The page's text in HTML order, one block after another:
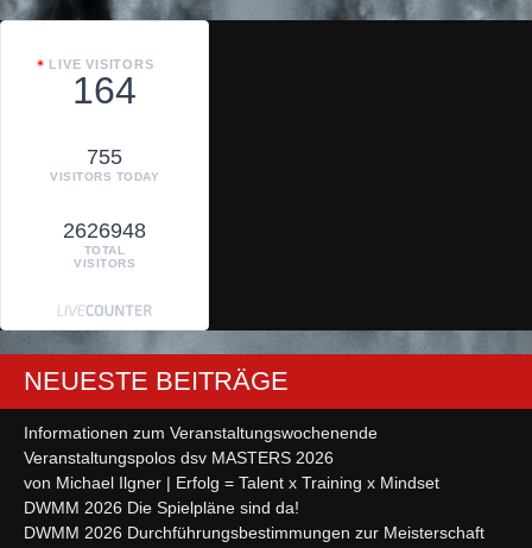
LIVE VISITORS
164
755
VISITORS TODAY
2626948
TOTAL
VISITORS
NEUESTE BEITRÄGE
Informationen zum Veranstaltungswochenende
Veranstaltungspolos dsv MASTERS 2026
von Michael Ilgner | Erfolg = Talent x Training x Mindset
DWMM 2026 Die Spielpläne sind da!
DWMM 2026 Durchführungsbestimmungen zur Meisterschaft